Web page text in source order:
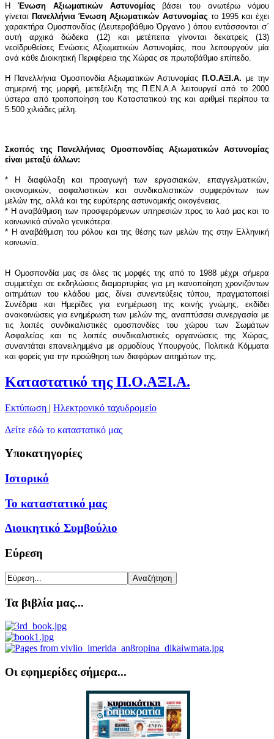
Η Ένωση Αξιωματικών Αστυνομίας βάσει του ανωτέρω νόμου
γίνεται Πανελλήνια Ένωση Αξιωματικών Αστυνομίας το 1995 και έχει
χαρακτήρα Ομοσπονδίας (Δευτεροβάθμιο Όργανο ) όπου εντάσσονται σ΄
αυτή αρχικά δώδεκα (12) και μετέπειτα γίνονται δεκατρείς (13)
νεοϊδρυθείσες Ενώσεις Αξιωματικών Αστυνομίας, που λειτουργούν μία
ανά κάθε Διοικητική Περιφέρεια της Χώρας σε πρωτοβάθμιο επίπεδο.
Η Πανελλήνια Ομοσπονδία Αξιωματικών Αστυνομίας Π.Ο.ΑΞΙ.Α. με την
σημερινή της μορφή, μετεξέλιξη της Π.ΕΝ.Α.Α λειτουργεί από το 2000
ύστερα από τροποποίηση του Καταστατικού της και αριθμεί περίπου τα
5.500 χιλιάδες μέλη.
Σκοπός της Πανελλήνιας Ομοσπονδίας Αξιωματικών Αστυνομίας
είναι μεταξύ άλλων:
* H διαφύλαξη και προαγωγή των εργασιακών, επαγγελματικών,
οικονομικών, ασφαλιστικών και συνδικαλιστικών συμφερόντων των
μελών της, αλλά και της ευρύτερης αστυνομικής οικογένειας.
* Η αναβάθμιση των προσφερόμενων υπηρεσιών προς το λαό μας και το
κοινωνικό σύνολο γενικότερα.
* Η αναβάθμιση του ρόλου και της θέσης των μελών της στην Ελληνική
κοινωνία.
Η Ομοσπονδία μας σε όλες τις μορφές της από το 1988 μέχρι σήμερα
συμμετέχει σε εκδηλώσεις διαμαρτυρίας για μη ικανοποίηση χρονιζόντων
αιτημάτων του κλάδου μας, δίνει συνεντεύξεις τύπου, πραγματοποιεί
Συνέδρια και Ημερίδες για ενημέρωση της κοινής γνώμης, εκδίδει
ανακοινώσεις για ενημέρωση των μελών της, αναπτύσσει συνεργασία με
τις λοιπές συνδικαλιστικές ομοσπονδίες του χώρου των Σωμάτων
Ασφαλείας και τις λοιπές συνδικαλιστικές οργανώσεις της Χώρας,
συναντάται επανειλημμένα με αρμοδίους Υπουργούς, Πολιτικά Κόμματα
και φορείς για την προώθηση των διαφόρων αιτημάτων της.
Καταστατικό της Π.Ο.ΑΞΙ.Α.
Εκτύπωση | Ηλεκτρονικό ταχυδρομείο
Δείτε εδώ το καταστατικό μας
Υποκατηγορίες
Ιστορικό
Το καταστατικό μας
Διοικητικό Συμβούλιο
Εύρεση
Τα βιβλία μας...
Οι εφημερίδες σήμερα...